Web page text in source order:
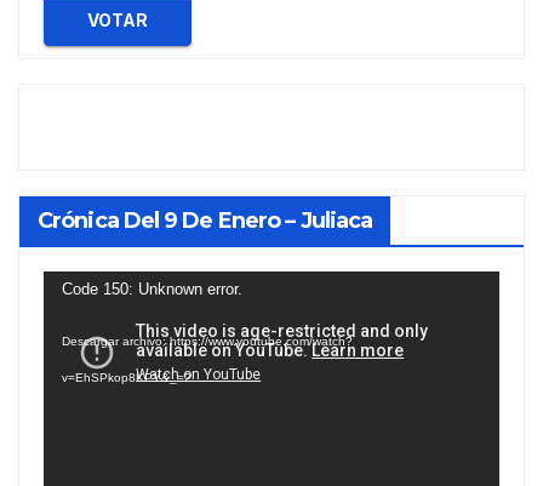
VOTAR
Crónica Del 9 De Enero – Juliaca
Reproductor
vídeo
Code 150: Unknown error.
Descargar archivo: https://www.youtube.com/watch?
v=EhSPkop8KPY&_=2